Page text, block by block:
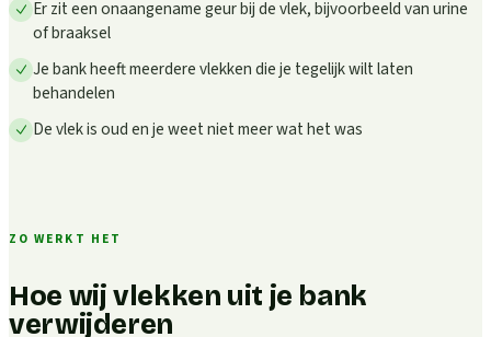
Er zit een onaangename geur bij de vlek, bijvoorbeeld van urine
of braaksel
Je bank heeft meerdere vlekken die je tegelijk wilt laten
behandelen
De vlek is oud en je weet niet meer wat het was
ZO WERKT HET
Hoe wij vlekken uit je bank
verwijderen